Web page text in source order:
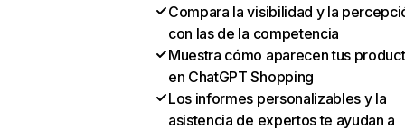
Compara la visibilidad y la
con las de la competencia
Muestra cómo aparecen tus
en ChatGPT Shopping
Los informes personalizables y la
asistencia de expertos te ayudan a